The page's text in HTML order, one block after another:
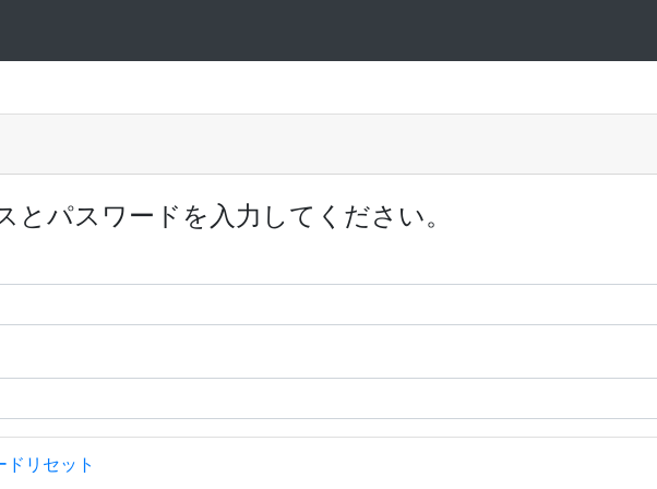
とパスワードを入力してください。
ドリセット